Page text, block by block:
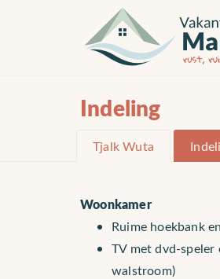
Indeling
Tjalk Wuta
Woonkamer
Ruime hoekbank
TV met dvd-speler
walstroom)